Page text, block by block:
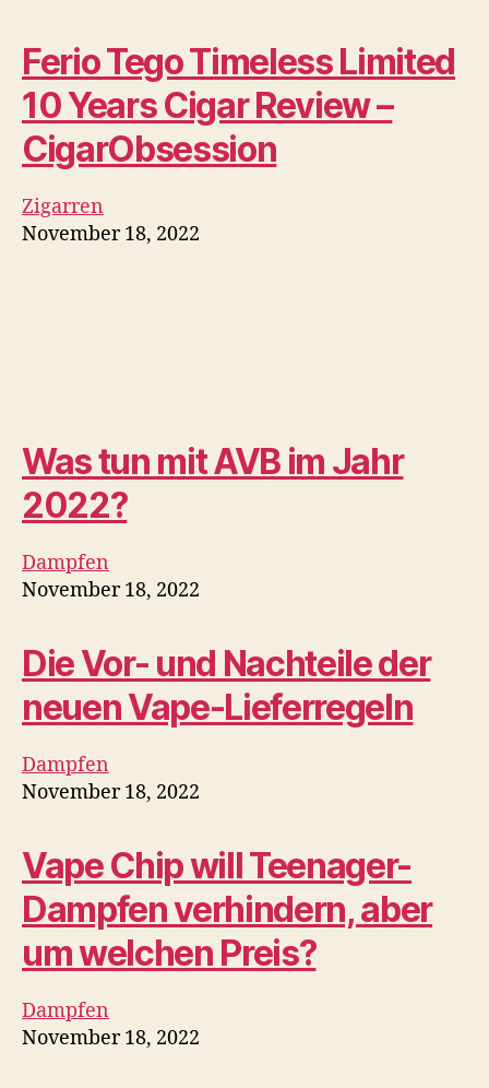
Ferio Tego Timeless Limited
10 Years Cigar Review –
CigarObsession
Zigarren
November 18, 2022
Was tun mit AVB im Jahr
2022?
Dampfen
November 18, 2022
Die Vor- und Nachteile der
neuen Vape-Lieferregeln
Dampfen
November 18, 2022
Vape Chip will Teenager-
Dampfen verhindern, aber
um welchen Preis?
Dampfen
November 18, 2022